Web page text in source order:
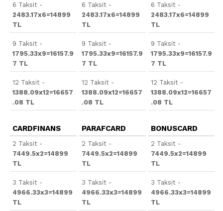
6 Taksit -
2483.17x6=14899
TL
9 Taksit -
1795.33x9=16157.9
7 TL
12 Taksit -
1388.09x12=16657
.08 TL
6 Taksit -
2483.17x6=14899
TL
9 Taksit -
1795.33x9=16157.9
7 TL
12 Taksit -
1388.09x12=16657
.08 TL
6 Taksit -
2483.17x6=14899
TL
9 Taksit -
1795.33x9=16157.9
7 TL
12 Taksit -
1388.09x12=16657
.08 TL
CARDFINANS
2 Taksit -
7449.5x2=14899
TL
3 Taksit -
4966.33x3=14899
TL
PARAFCARD
2 Taksit -
7449.5x2=14899
TL
3 Taksit -
4966.33x3=14899
TL
BONUSCARD
2 Taksit -
7449.5x2=14899
TL
3 Taksit -
4966.33x3=14899
TL